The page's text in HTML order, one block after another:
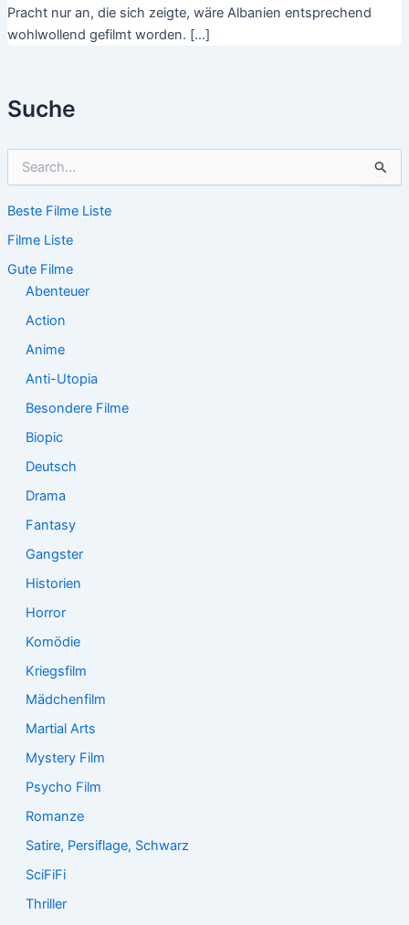
Suche
h
n
n
Beste Filme Liste
Filme Liste
Gute Filme
Abenteuer
Action
Anime
Anti-Utopia
Besondere Filme
Biopic
Deutsch
Drama
Fantasy
Gangster
Historien
Horror
Komödie
Kriegsfilm
Mädchenfilm
Martial Arts
Mystery Film
Psycho Film
Romanze
Satire, Persiflage, Schwarz
SciFiFi
Thriller
Pracht nur an, die sich zeigte, wäre Albanien entsprechend
wohlwollend gefilmt worden. […]